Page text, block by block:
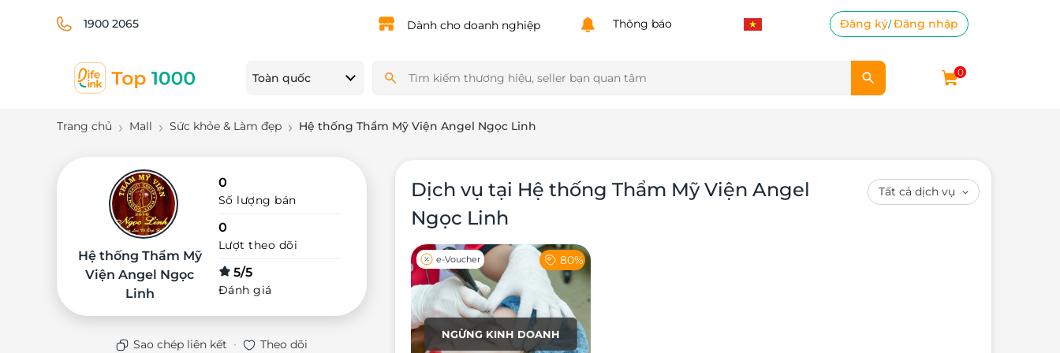
1900 2065 Dành cho doanh nghiệp Thông báo Đăng ký/Đăng nhập
Toàn quốc 0
Trang chủ Mall Sức khỏe & Làm đẹp Hệ thống Thẩm Mỹ Viện Angel Ngọc Linh
Hệ thống Thẩm Mỹ
Viện Angel Ngọc
Linh
0
Số lượng bán
0
Lượt theo dõi
5/5
Đánh giá
Sao chép liên kết · Theo dõi
Dịch vụ tại Hệ thống Thẩm Mỹ Viện Angel
Ngọc Linh
NGỪNG KINH DOANH
e-Voucher 80%